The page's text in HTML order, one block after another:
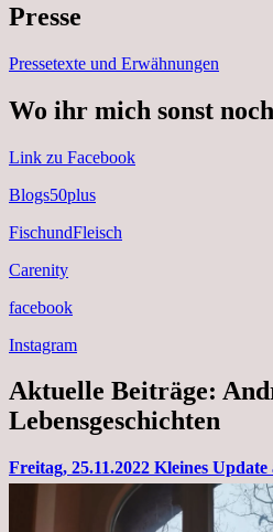
Presse
Pressetexte und Erwähnungen
Wo ihr mich sonst
Link zu Facebook
Blogs50plus
FischundFleisch
Carenity
facebook
Instagram
Aktuelle Beiträge:
Lebensgeschichten
Freitag, 25.11.2022 Kleines